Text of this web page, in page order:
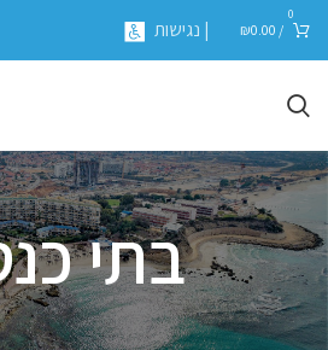
0
/
₪0.00 | נגישות
בתי